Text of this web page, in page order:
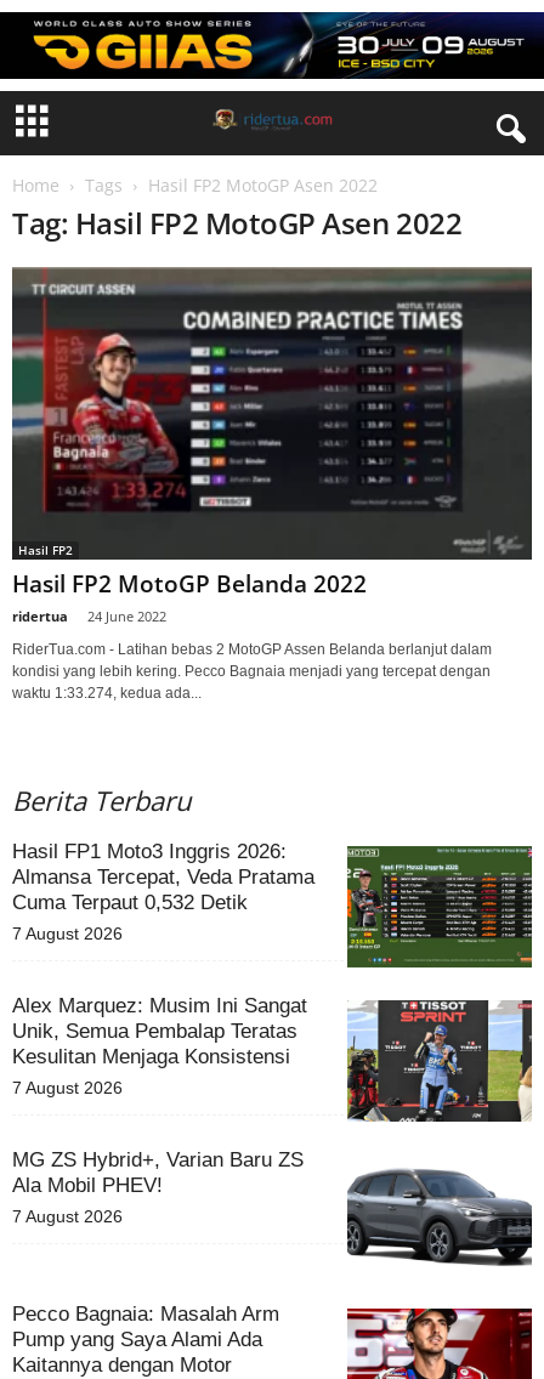
Home Tags Hasil FP2 MotoGP Asen 2022
Tag: Hasil FP2 MotoGP Asen 2022
Hasil FP2
Hasil FP2 MotoGP Belanda 2022
ridertua 24 June 2022
RiderTua.com - Latihan bebas 2 MotoGP Assen Belanda berlanjut dalam
kondisi yang lebih kering. Pecco Bagnaia menjadi yang tercepat dengan
waktu 1:33.274, kedua ada...
Berita Terbaru
Hasil FP1 Moto3 Inggris 2026:
Almansa Tercepat, Veda Pratama
Cuma Terpaut 0,532 Detik
7 August 2026
Alex Marquez: Musim Ini Sangat
Unik, Semua Pembalap Teratas
Kesulitan Menjaga Konsistensi
7 August 2026
MG ZS Hybrid+, Varian Baru ZS
Ala Mobil PHEV!
7 August 2026
Pecco Bagnaia: Masalah Arm
Pump yang Saya Alami Ada
Kaitannya dengan Motor